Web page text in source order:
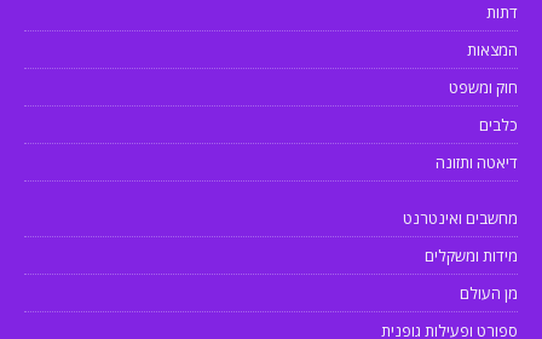
דתות
המצאות
חוק ומשפט
כלבים
דיאטה ותזונה
מחשבים ואינטרנט
מידות ומשקלים
מן העולם
ספורט ופעילות גופנית